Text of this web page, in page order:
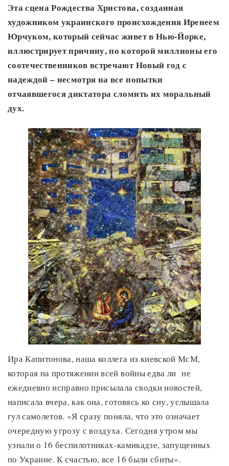
Эта сцена Рождества Христова, созданная
художником украинского происхождения Иренеем
Юрчуком, который сейчас живет в Нью-Йорке,
иллюстрирует причину, по которой миллионы его
соотечественников встречают Новый год с
надеждой – несмотря на все попытки
отчаявшегося диктатора сломить их моральный
дух.
Ира Капитонова, наша коллега из киевской МсМ,
которая на протяжении всей войны едва ли не
ежедневно исправно присылала сводки новостей,
написала вчера, как она, готовясь ко сну, услышала
гул самолетов. «Я сразу поняла, что это означает
очередную угрозу с воздуха. Сегодня утром мы
узнали о 16 беспилотниках-камикадзе, запущенных
по Украине. К счастью, все 16 были сбиты».